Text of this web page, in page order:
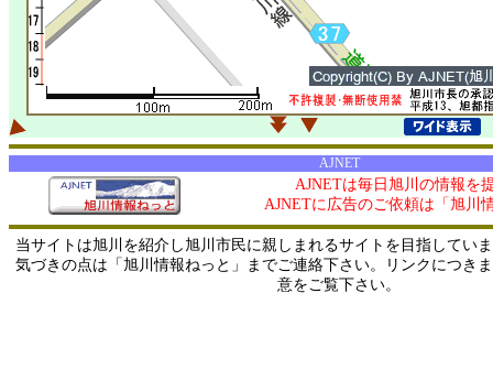
AJNET
AJNETは毎日旭川の情報を
AJNETに広告のご依頼は「旭川
当サイトは旭川を紹介し旭川市民に親しまれるサイトを目指してい
気づきの点は「旭川情報ねっと」までご連絡下さい。リンクにつき
意をご覧下さい。